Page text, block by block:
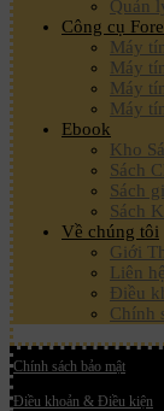
Quản
Công cụ
Máy
Máy
Máy
Máy
Ebook
Kho
Sách
Sách
Sách
Về chúng tôi
Giới
Liên hệ
Điều
Chính
Chính sách bảo mật
Điều khoản & Điều kiện